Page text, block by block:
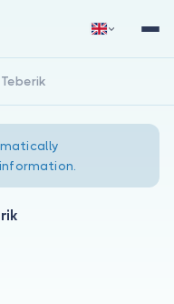
Sign In